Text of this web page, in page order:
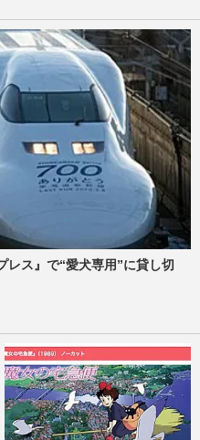
レス』で“愛犬専用”に貸し切